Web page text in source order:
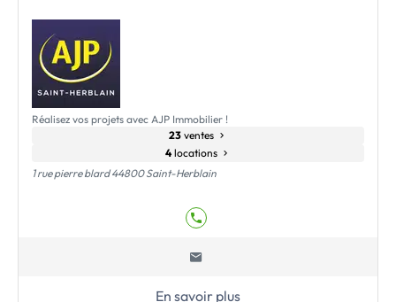
Réalisez vos projets avec AJP Immobilier !
23 ventes
4 locations
1 rue pierre blard 44800 Saint-Herblain
En savoir plus